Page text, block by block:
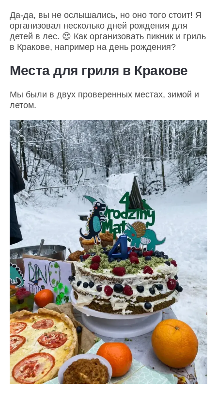
Да-да, вы не ослышались, но оно того стоит! Я
организовал несколько дней рождения для
детей в лес. 😍 Как организовать пикник и гриль
в Кракове, например на день рождения?
Места для гриля в Кракове
Мы были в двух проверенных местах, зимой и
летом.